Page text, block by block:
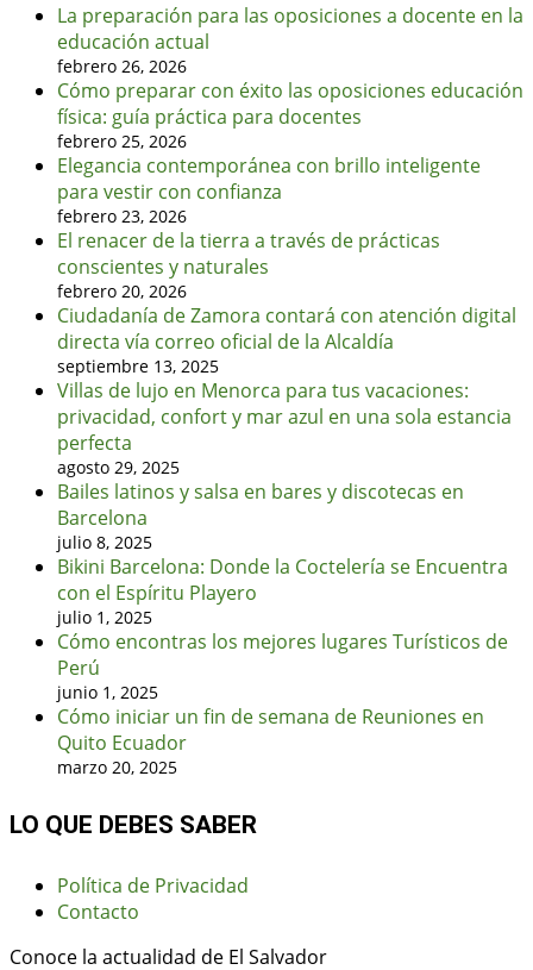
La preparación para las oposiciones a docente en la
educación actual
febrero 26, 2026
Cómo preparar con éxito las oposiciones educación
física: guía práctica para docentes
febrero 25, 2026
Elegancia contemporánea con brillo inteligente
para vestir con confianza
febrero 23, 2026
El renacer de la tierra a través de prácticas
conscientes y naturales
febrero 20, 2026
Ciudadanía de Zamora contará con atención digital
directa vía correo oficial de la Alcaldía
septiembre 13, 2025
Villas de lujo en Menorca para tus vacaciones:
privacidad, confort y mar azul en una sola estancia
perfecta
agosto 29, 2025
Bailes latinos y salsa en bares y discotecas en
Barcelona
julio 8, 2025
Bikini Barcelona: Donde la Coctelería se Encuentra
con el Espíritu Playero
julio 1, 2025
Cómo encontras los mejores lugares Turísticos de
Perú
junio 1, 2025
Cómo iniciar un fin de semana de Reuniones en
Quito Ecuador
marzo 20, 2025
LO QUE DEBES SABER
Política de Privacidad
Contacto
Conoce la actualidad de El Salvador